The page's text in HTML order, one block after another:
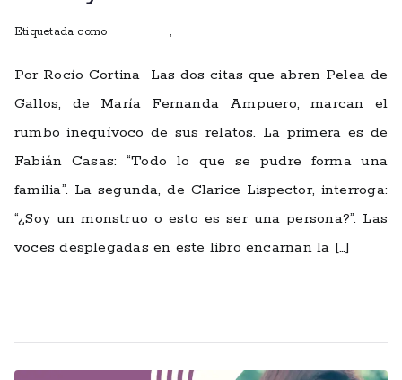
Etiquetada como ,
Por Rocío Cortina Las dos citas que abren Pelea de
Gallos, de María Fernanda Ampuero, marcan el
rumbo inequívoco de sus relatos. La primera es de
Fabián Casas: “Todo lo que se pudre forma una
familia”. La segunda, de Clarice Lispector, interroga:
“¿Soy un monstruo o esto es ser una persona?”. Las
voces desplegadas en este libro encarnan la […]